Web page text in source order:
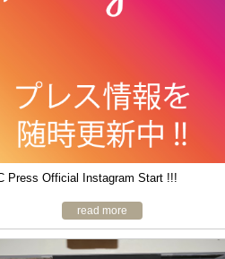
Press Official Instagram Start !!!
read more